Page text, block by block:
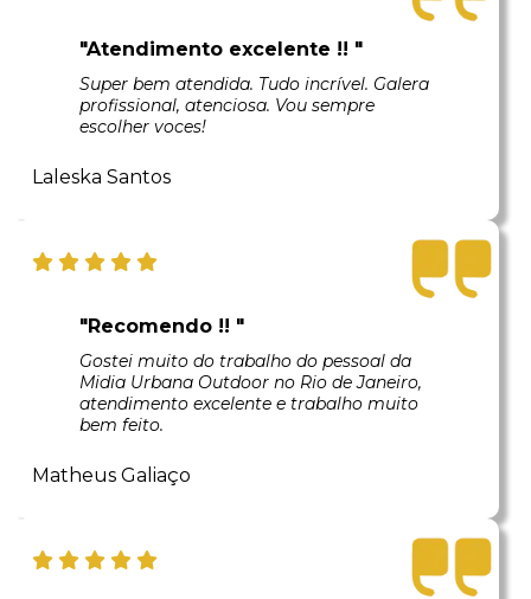
"Atendimento excelente !! "
Super bem atendida. Tudo incrível. Galera
profissional, atenciosa. Vou sempre
escolher voces!
Laleska Santos
"Recomendo !! "
Gostei muito do trabalho do pessoal da
Midia Urbana Outdoor no Rio de Janeiro,
atendimento excelente e trabalho muito
bem feito.
Matheus Galiaço